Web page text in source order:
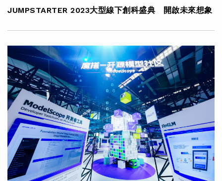
JUMPSTARTER 2023大型線下創科盛典 開啟未來想象